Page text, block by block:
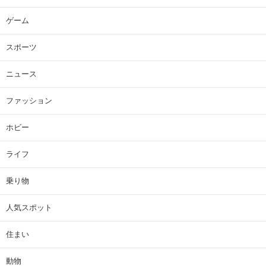
ゲーム
スポーツ
ニュース
ファッション
ホビー
ライフ
乗り物
人気スポット
住まい
動物